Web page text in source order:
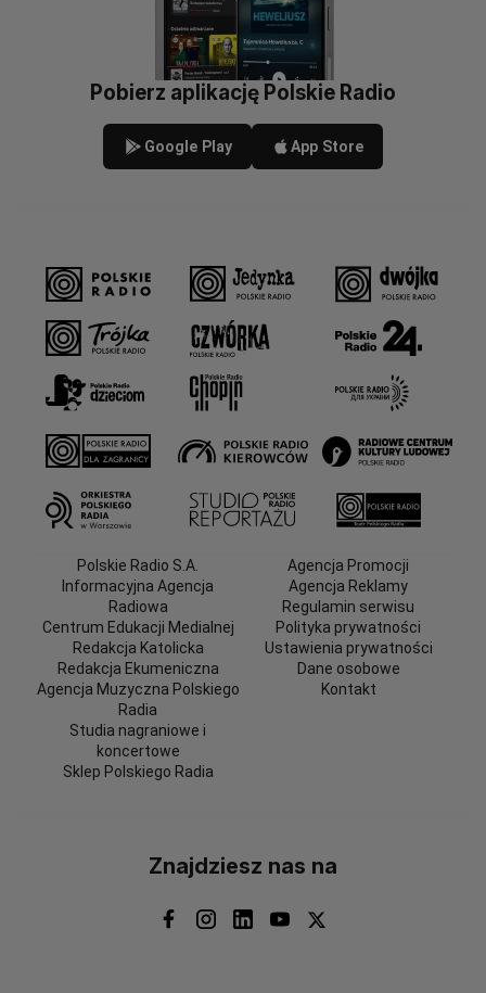
Pobierz aplikację Polskie Radio
Google Play App Store
Polskie Radio S.A.
Informacyjna Agencja
Radiowa
Centrum Edukacji Medialnej
Redakcja Katolicka
Redakcja Ekumeniczna
Agencja Muzyczna Polskiego
Radia
Studia nagraniowe i
koncertowe
Sklep Polskiego Radia
Agencja Promocji
Agencja Reklamy
Regulamin serwisu
Polityka prywatności
Ustawienia prywatności
Dane osobowe
Kontakt
Znajdziesz nas na